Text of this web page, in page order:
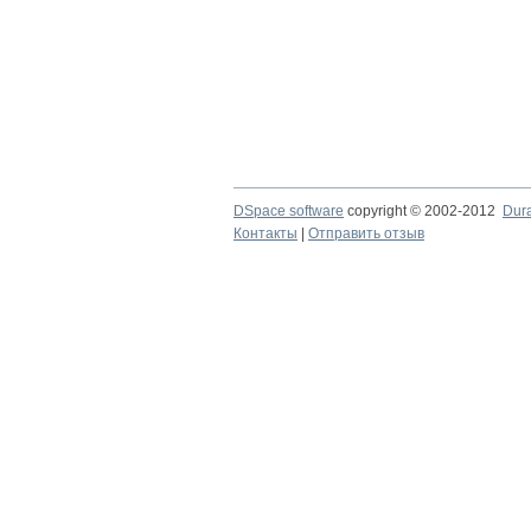
DSpace software copyright © 2002-2012
Контакты
Отправить отзыв